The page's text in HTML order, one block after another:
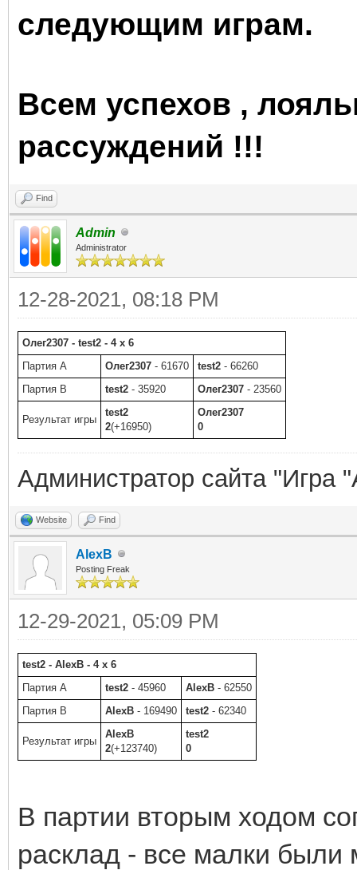
следующим играм.
Всем успехов ,
рассуждений !!!
Find
Admin
Administrator
12-28-2021, 08:18 PM
Олег2307 - test2 - 4 x 6
Партия A
Олег2307 - 61670 test2 - 66260
Партия B
test2 - 35920 Олег2307 - 23560
Результат игры
test2
2(+16950)
Олег2307
0
Администратор сайта "Игра
Website Find
AlexB
Posting Freak
12-29-2021, 05:09 PM
test2 - AlexB - 4 x 6
Партия A
test2 - 45960 AlexB - 62550
Партия B
AlexB - 169490 test2 - 62340
Результат игры
AlexB
2(+123740)
test2
0
В партии вторым ходом
расклад - все малки